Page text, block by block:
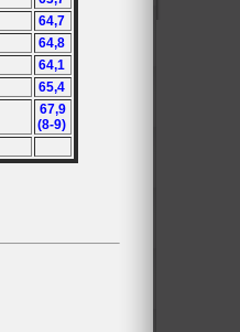
64,7
64,8
64,1
65,4
67,9
(8-9)